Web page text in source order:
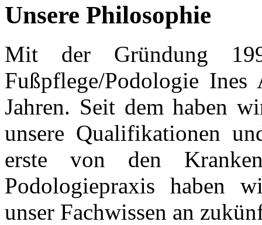
Unsere Philosophie
Mit der Gründung
Fußpflege/Podologie
Jahren. Seit dem haben
unsere Qualifikationen
erste von den
Podologiepraxis haben
unser Fachwissen an